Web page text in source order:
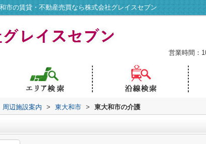
市の賃貸・不動産売買なら株式会社グレイスセブン
営業時間：
周辺施設案内 > 東大和市 > 東大和市の介護